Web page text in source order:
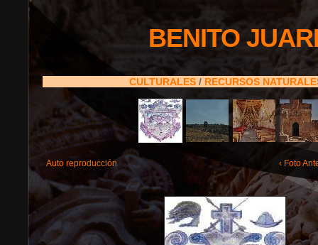
BENITO
CULTURALES / RECURSOS
Auto reproducción ‹ Foto